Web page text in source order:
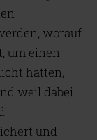
worauf
um einen
hatten,
weil dabei
und